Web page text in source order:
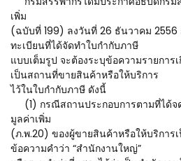
เพิ่ม
(ฉบับที่ 199) ลงวันที่ 26 ธันวาคม 2556
ทะเบียนที่ได้จัดทำใบกำกับภาษี
แบบเต็มรูป จะต้องระบุข้อความรายการ
เป็นสถานที่ขายสินค้าหรือให้บริการ
ไว้ในใบกำกับภาษี ดังนี้
(1) กรณีสถานประกอบการตามที่ได้จ
มูลค่าเพิ่ม
(ภ.พ.20) ของผู้ขายสินค้าหรือให้บริการ
ข้อความคำว่า “สำนักงานใหญ่”